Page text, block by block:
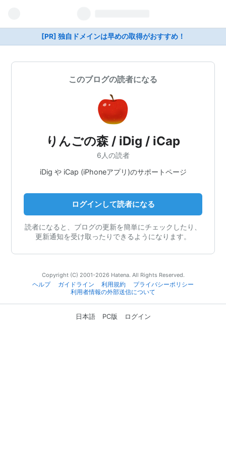
[PR] 独自ドメインは早めの取得がおすすめ！
このブログの読者になる
りんごの森 / iDig / iCap
6人の読者
iDig や iCap (iPhoneアプリ)のサポートページ
ログインして読者になる
読者になると、ブログの更新を簡単にチェックしたり、
更新通知を受け取ったりできるようになります。
Copyright (C) 2001-2026 Hatena. All Rights Reserved.
ヘルプ
ガイドライン 利用規約
プライバシーポリシー
利用者情報の外部送信について
日本語 PC版 ログイン